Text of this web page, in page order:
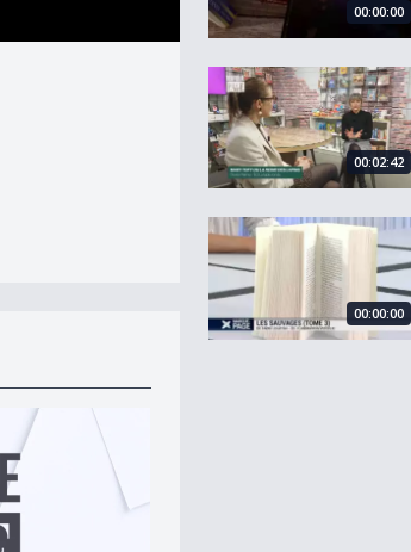
00:00:00
Mary Toft ou la reine
00:02:42
Les sauvages (Tome 3)
00:00:00